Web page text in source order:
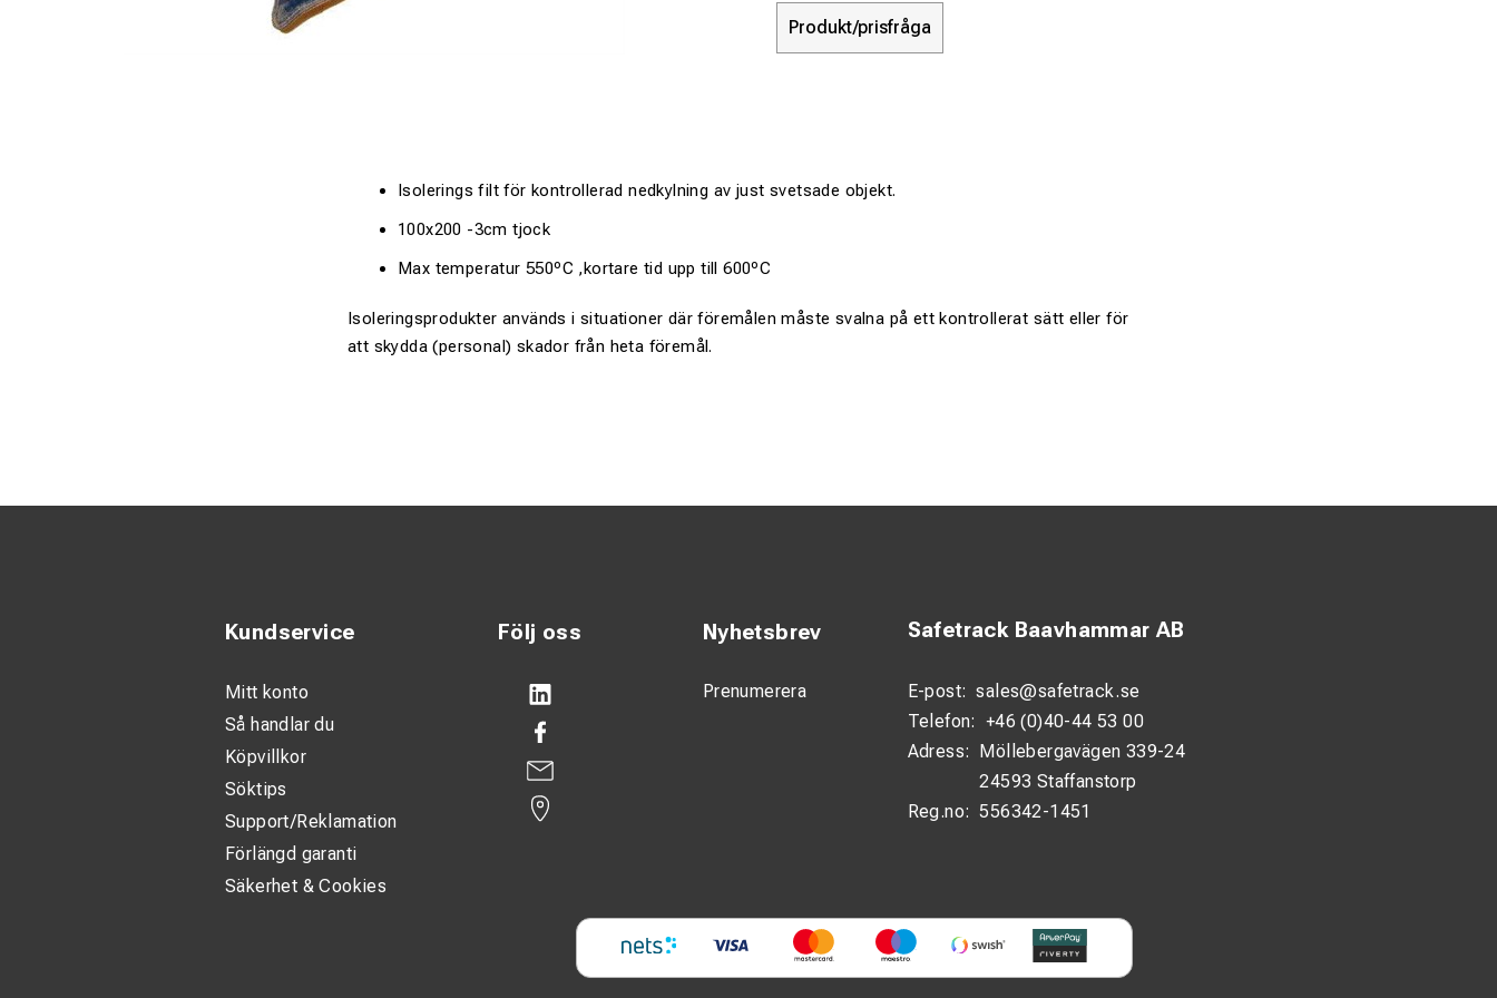
Produkt/prisfråga
Isolerings filt för kontrollerad nedkylning av just svetsade objekt.
100x200 -3cm tjock
Max temperatur 550ºC ,kortare tid upp till 600ºC
Isoleringsprodukter används i situationer där föremålen måste svalna på ett kontrollerat sätt eller för
att skydda (personal) skador från heta föremål.
Följ oss Nyhetsbrev
Prenumerera
Safetrack Baavhammar AB
E-post: sales@safetrack.se
Telefon: +46 (0)40-44 53 00
Adress: Möllebergavägen 339-24
24593 Staffanstorp
Reg.no: 556342-1451
Kundservice
Mitt konto
Så handlar du
Köpvillkor
Söktips
Support/Reklamation
Förlängd garanti
Säkerhet & Cookies